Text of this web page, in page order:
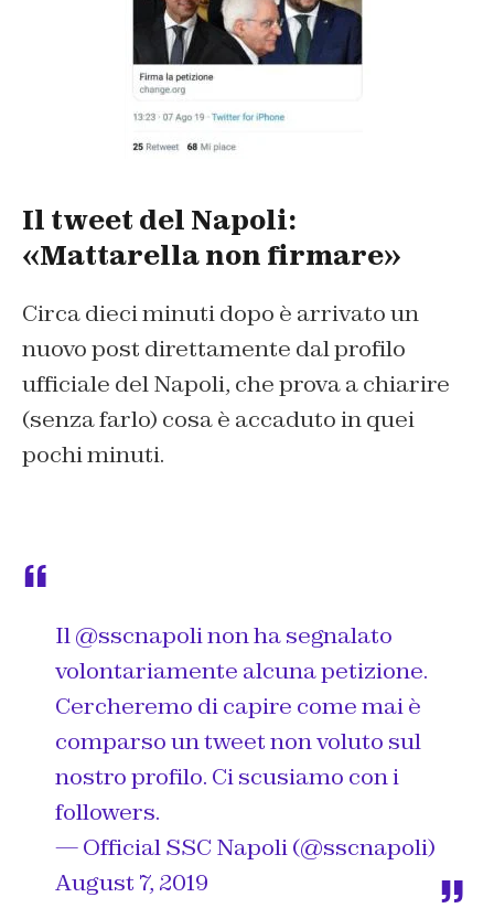
Il tweet del Napoli:
«Mattarella non firmare»
Circa dieci minuti dopo è arrivato un
nuovo post direttamente dal profilo
ufficiale del Napoli, che prova a chiarire
(senza farlo) cosa è accaduto in quei
pochi minuti.
Il@sscnapolinon ha segnalato
volontariamente alcuna petizione.
Cercheremo di capire come mai è
comparso un tweet non voluto sul
nostro profilo. Ci scusiamo con i
followers.
— Official SSC Napoli (@sscnapoli)
August 7, 2019